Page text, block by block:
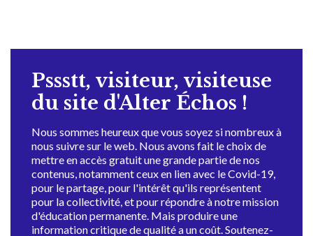
Pssstt, visiteur, visiteuse
du site d'Alter Échos !
Nous sommes heureux que vous soyez si nombreux à
nous suivre sur le web. Nous avons fait le choix de
mettre en accès gratuit une grande partie de nos
contenus, notamment ceux en lien avec le Covid-19,
pour le partage, pour l'intérêt qu'ils représentent
pour la collectivité, et pour répondre à notre mission
d'éducation permanente. Mais produire une
information critique de qualité a un coût. Soutenez-